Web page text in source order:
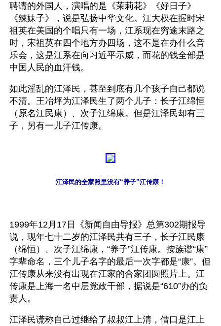
聘请的外国人，演唱的是《茉莉花》《好日子》
《辣妹子》，说是弘扬中华文化。江大权在握时宋
祖英在美国的个唱只有一场，江系现在穷途末路之
时，宋祖英在四个地方办四场，这不是在办什么音
乐会，这是江系在向习近平示威，而花的钱全部是
中国人民的血汗钱。
如此淫乱的江泽民，甚至到底有几个孩子自己都说
不清。王冶坪为江泽民生了两个儿子：长子江绵恒
（原名江民康）、次子江绵康。但是江泽民却有三
子，另有一儿子江传康。
江泽民的全家照里没有“养子”江传康！
1999年12月17日《新闻自由导报》总第302期报导
说，现年七十二岁的江泽民共有三子，长子江民康
（绵恒）、次子江绵康，“养子”江传康。按族谱“康”
字辈命名，三个儿子名字的最后一次字都是“康”。但
江传康从来没有出现在江家的合家团圆照片上。江
传康是上海一名中层党政干部，据说是“610”办的负
责人。
江泽民谎称自己过继给了叔叔江上清，借口是江上